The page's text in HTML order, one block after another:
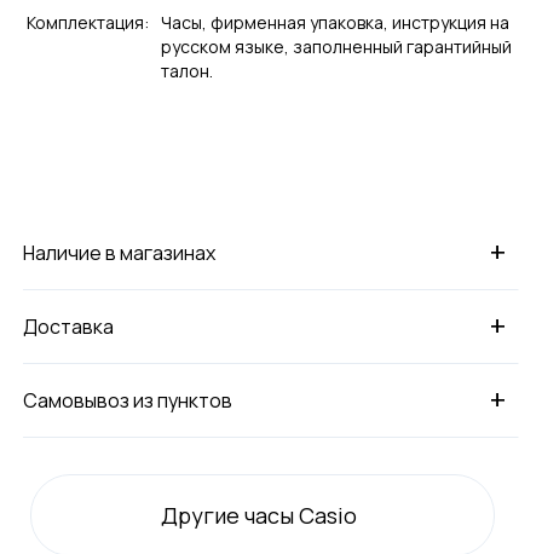
Комплектация: Часы, фирменная упаковка, инструкция на
русском языке, заполненный гарантийный
талон.
+
Наличие в магазинах
+
Доставка
+
Самовывоз из пунктов
Другие часы Casio